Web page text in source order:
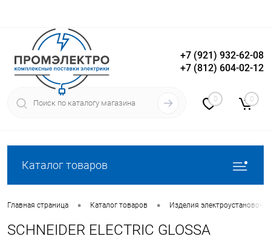
Вход Регистрация
+7 (921) 932-62-08
+7 (812) 604-02-12
0 0
Каталог товаров
Главная страница • Каталог товаров • Изделия
SCHNEIDER ELECTRIC GLOSSA